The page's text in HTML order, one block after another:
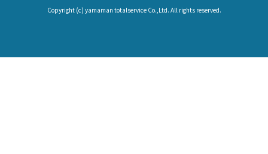
Copyright (c) yamaman totalservice Co.,Ltd. All rights reserved.